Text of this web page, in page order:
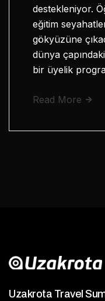
destekleniyor.
eğitim
gökyüzüne
dünya
bir üyelik
Read More
Uzakrota Travel